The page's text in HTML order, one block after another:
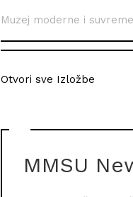
Muzej moderne i
Otvori sve Izložbe
MMSU